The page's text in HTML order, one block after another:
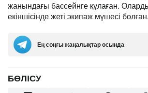
жанындағы бассейнге құлаған.
екіншісінде жеті экипаж мүшесі болған.
Ең соңғы жаңалықтар осында
БӨЛІСУ